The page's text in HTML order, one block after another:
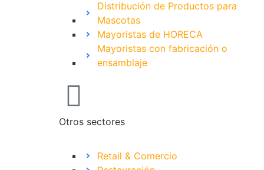
Distribución de Productos para
Mascotas
Mayoristas de HORECA
Mayoristas con fabricación o
ensamblaje
Otros sectores
Retail & Comercio